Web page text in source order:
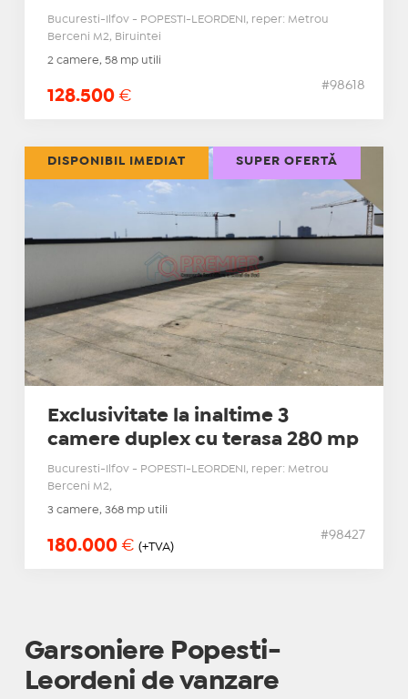
Bucuresti-Ilfov - POPESTI-LEORDENI, reper: Metrou
Berceni M2, Biruintei
2 camere, 58 mp utili
128.500 €
#98618
Exclusivitate la inaltime 3
camere duplex cu terasa 280 mp
Bucuresti-Ilfov - POPESTI-LEORDENI, reper: Metrou
Berceni M2,
3 camere, 368 mp utili
180.000 € (+TVA)
#98427
DISPONIBIL IMEDIAT SUPER OFERTĂ
Garsoniere Popesti-
Leordeni de vanzare